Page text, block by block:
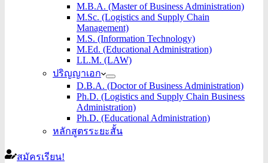
M.B.A. (Master of Business Administration)
M.Sc. (Logistics and Supply Chain
Management)
M.S. (Information Technology)
M.Ed. (Educational Administration)
LL.M. (LAW)
ปริญญาเอก
D.B.A. (Doctor of Business Administration)
Ph.D. (Logistics and Supply Chain Business
Administration)
Ph.D. (Educational Administration)
หลักสูตรระยะสั้น
สมัครเรียน!